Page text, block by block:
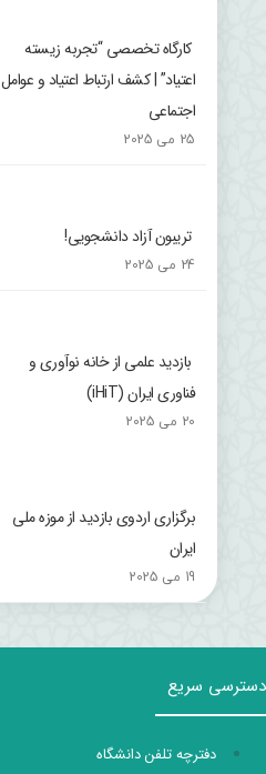
کارگاه تخصصی “تجربه زیسته
اعتیاد” | کشف ارتباط اعتیاد و عوامل
اجتماعی
25 می 2025
تریبون آزاد دانشجویی!
24 می 2025
بازدید علمی از خانه نوآوری و
فناوری ایران (iHiT)
20 می 2025
برگزاری اردوی بازدید از موزه ملی
ایران
19 می 2025
دسترسی سریع
دفترچه تلفن دانشگاه